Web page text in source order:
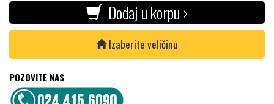
Dodaj u korpu ›
Izaberite veličinu
POZOVITE NAS